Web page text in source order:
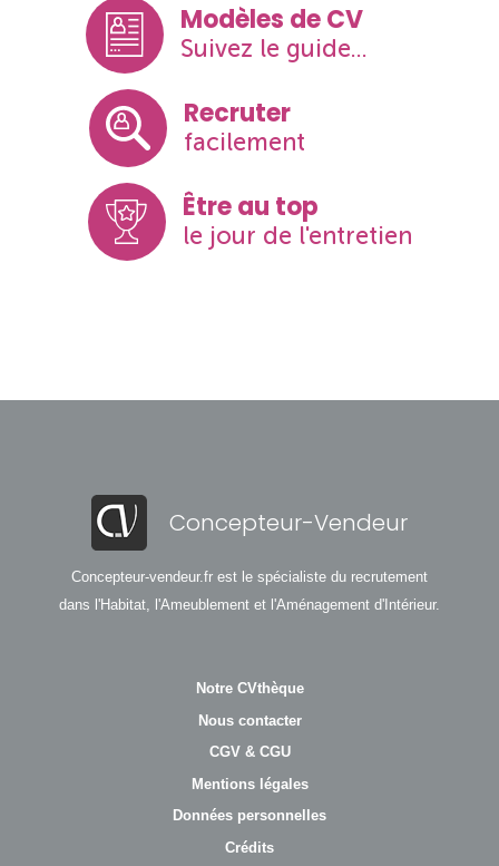
Modèles de CV
Suivez le guide...
Recruter
facilement
Être au top
le jour de l'entretien
Concepteur-Vendeur
Concepteur-vendeur.fr est le spécialiste du recrutement
dans l'Habitat, l'Ameublement et l'Aménagement d'Intérieur.
Notre CVthèque
Nous contacter
CGV & CGU
Mentions légales
Données personnelles
Crédits